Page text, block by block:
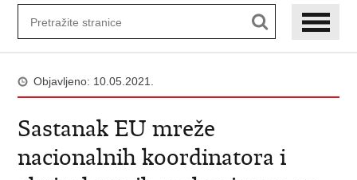
Objavljeno: 10.05.2021.
Sastanak EU mreže
nacionalnih koordinatora i